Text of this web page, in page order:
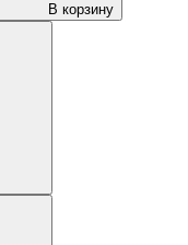
В корзину